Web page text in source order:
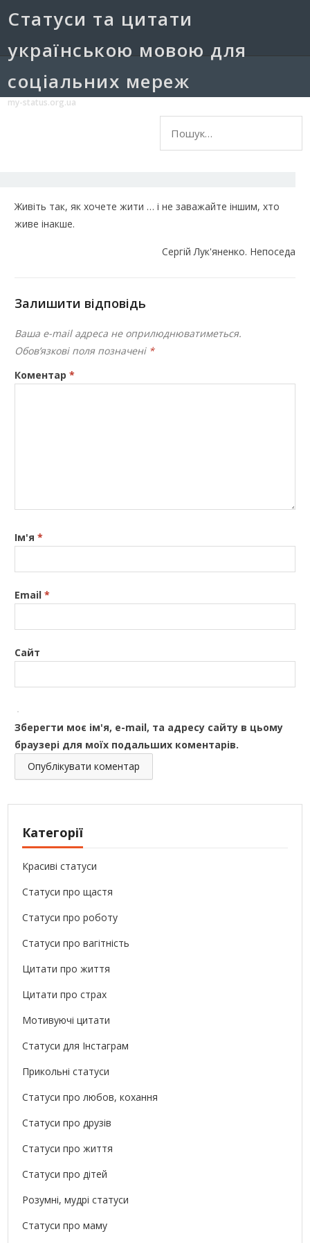
Cтатуси та цитати
українською мовою для
соціальних мереж
my-status.org.ua
Живіть так, як хочете жити … і не заважайте іншим, хто
живе інакше.
Сергій Лук'яненко. Непоседа
Залишити відповідь
Ваша e-mail адреса не оприлюднюватиметься.
Обов’язкові поля позначені *
Коментар*
Ім'я*
Email*
Сайт
Зберегти моє ім'я, e-mail, та адресу сайту в цьому
браузері для моїх подальших коментарів.
Категорії
Красиві статуси
Статуси про щастя
Статуси про роботу
Статуси про вагітність
Цитати про життя
Цитати про страх
Мотивуючі цитати
Статуси для Інстаграм
Прикольні статуси
Статуси про любов, кохання
Статуси про друзів
Статуси про життя
Статуси про дітей
Розумні, мудрі статуси
Статуси про маму